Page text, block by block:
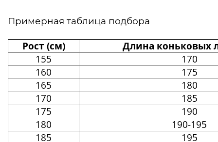
Примерная таблица подбора
Рост (см)
Длина коньковых
155
170
160
175
165
180
170
185
175
190
180
190-195
185
195